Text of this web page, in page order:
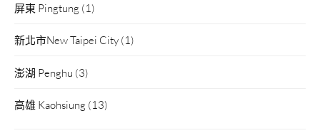
屏東 Pingtung (1)
新北市New Taipei City (1)
澎湖 Penghu (3)
高雄 Kaohsiung (13)